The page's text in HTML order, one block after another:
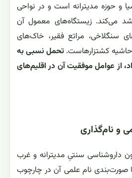
و حوزه مدیترانه است و در نواحی
می‌کند. زیستگاه‌های معمول آن
سنگلاخی، مراتع فقیر، خاک‌های
کشتزارهاست. تحمل نسبی به
از عوامل موفقیت آن در اقلیم‌های
و نام‌گذاری
داروشناسی سنتیِ مدیترانه و غرب
صورت‌بندی نام علمی آن در چارچوب